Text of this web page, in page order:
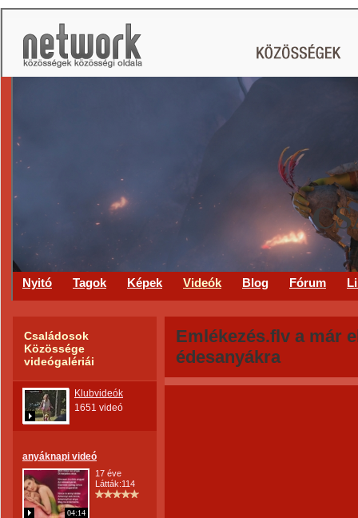
Nyitó Tagok Képek Videók Blog Fórum
Családosok
Közössége
videógalériái
Klubvideók
1651 videó
anyáknapi videó
04:14
17 éve
Látták:114
Emlékezés.flv a már
édesanyákra